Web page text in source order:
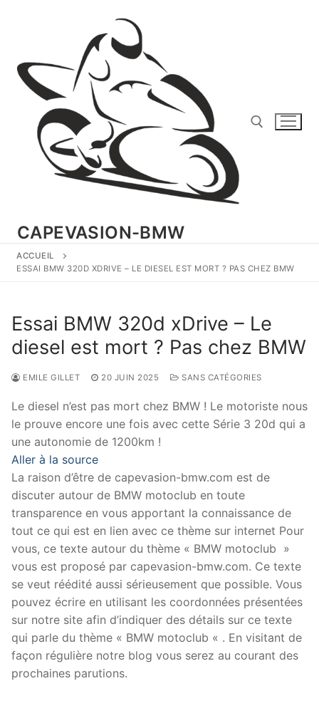
CAPEVASION-BMW
ACCUEIL
ESSAI BMW 320D XDRIVE – LE DIESEL EST MORT ? PAS CHEZ BMW
Essai BMW 320d xDrive – Le
diesel est mort ? Pas chez BMW
EMILE GILLET 20 JUIN 2025 SANS CATÉGORIES
Le diesel n’est pas mort chez BMW ! Le motoriste nous
le prouve encore une fois avec cette Série 3 20d qui a
une autonomie de 1200km !
Aller à la source
La raison d’être de capevasion-bmw.com est de
discuter autour de BMW motoclub en toute
transparence en vous apportant la connaissance de
tout ce qui est en lien avec ce thème sur internet Pour
vous, ce texte autour du thème « BMW motoclub »
vous est proposé par capevasion-bmw.com. Ce texte
se veut réédité aussi sérieusement que possible. Vous
pouvez écrire en utilisant les coordonnées présentées
sur notre site afin d’indiquer des détails sur ce texte
qui parle du thème « BMW motoclub « . En visitant de
façon régulière notre blog vous serez au courant des
prochaines parutions.